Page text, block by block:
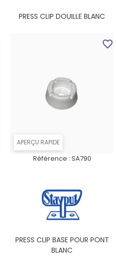
PRESS CLIP DOUILLE BLANC
APERÇU RAPIDE
Référence : SA790
PRESS CLIP BASE POUR PONT
BLANC
favorite_border